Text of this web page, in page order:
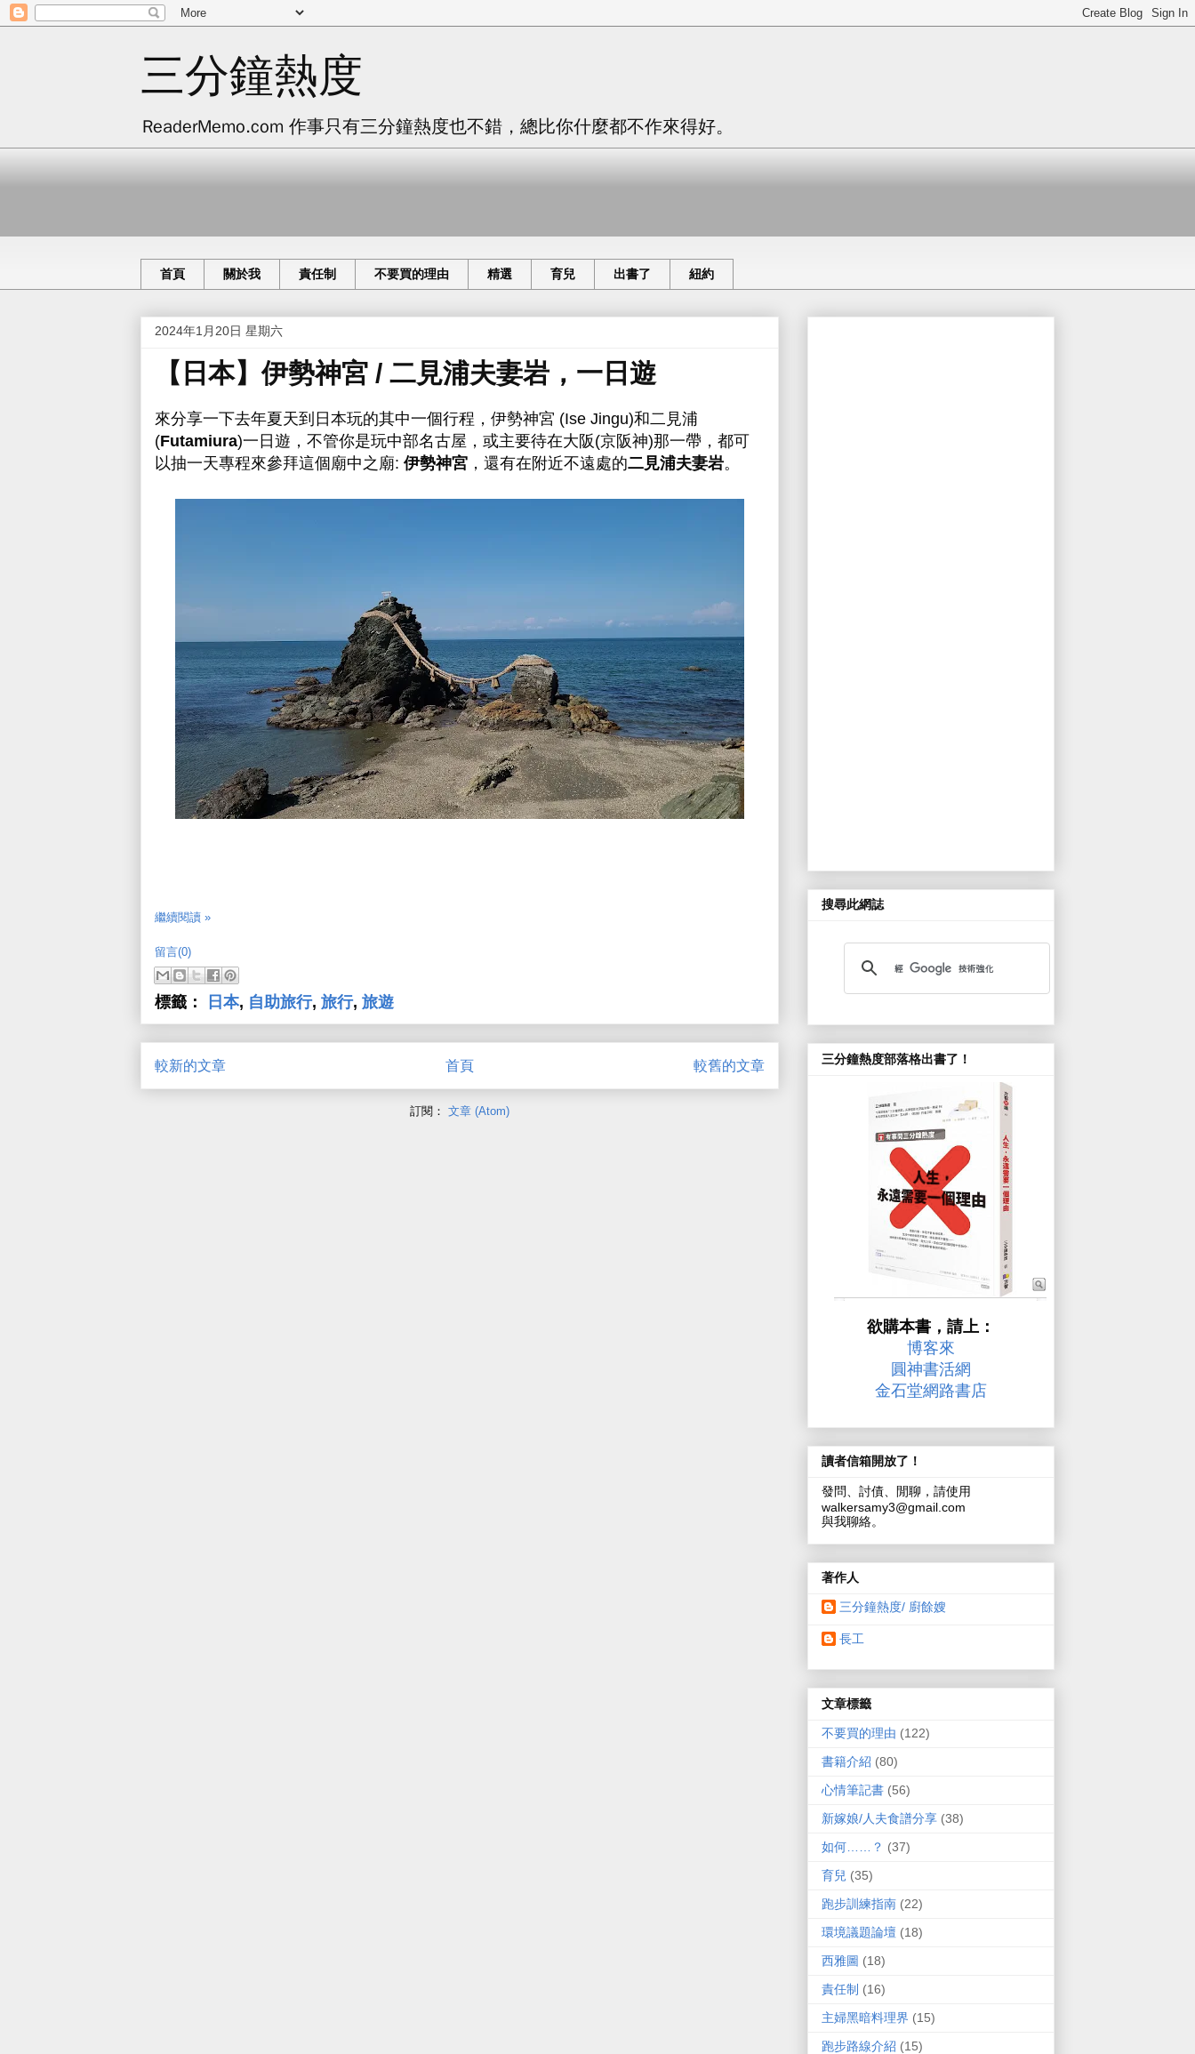
三分鐘熱度
ReaderMemo.com 作事只有三分鐘熱度也不錯，總比你什麼都不作來得好。
首頁 關於我 責任制 不要買的理由 精選 育兒 出書了 紐約
2024年1月20日 星期六
【日本】伊勢神宮 / 二見浦夫妻岩，一日遊
來分享一下去年夏天到日本玩的其中一個行程，伊勢神宮 (Ise Jingu)和二見浦
(Futamiura)一日遊，不管你是玩中部名古屋，或主要待在大阪(京阪神)那一帶，都可
以抽一天專程來參拜這個廟中之廟: 伊勢神宮 ，還有在附近不遠處的二見浦夫妻岩。
繼續閱讀 »
留言(0)
標籤： 日本, 自助旅行, 旅行, 旅遊
較新的文章 較舊的文章
首頁
訂閱： 文章 (Atom)
搜尋此網誌
三分鐘熱度部落格出書了！
欲購本書，請上：
博客來
圓神書活網
金石堂網路書店
讀者信箱開放了！
發問、討債、閒聊，請使用
walkersamy3@gmail.com
與我聊絡。
著作人
三分鐘熱度/ 廚餘嫂
長工
文章標籤
不要買的理由 (122)
書籍介紹 (80)
心情筆記書 (56)
新嫁娘/人夫食譜分享 (38)
如何……？ (37)
育兒 (35)
跑步訓練指南 (22)
環境議題論壇 (18)
西雅圖 (18)
責任制 (16)
主婦黑暗料理界 (15)
跑步路線介紹 (15)